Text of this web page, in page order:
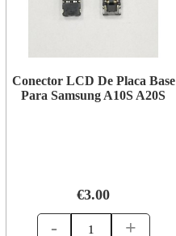
Conector LCD De Placa Base
Para Samsung A10S A20S
€3.00
- +